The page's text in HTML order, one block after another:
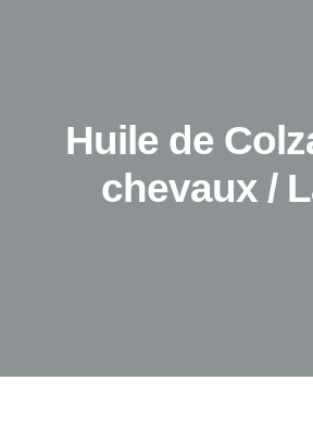
Huile de
chevaux /